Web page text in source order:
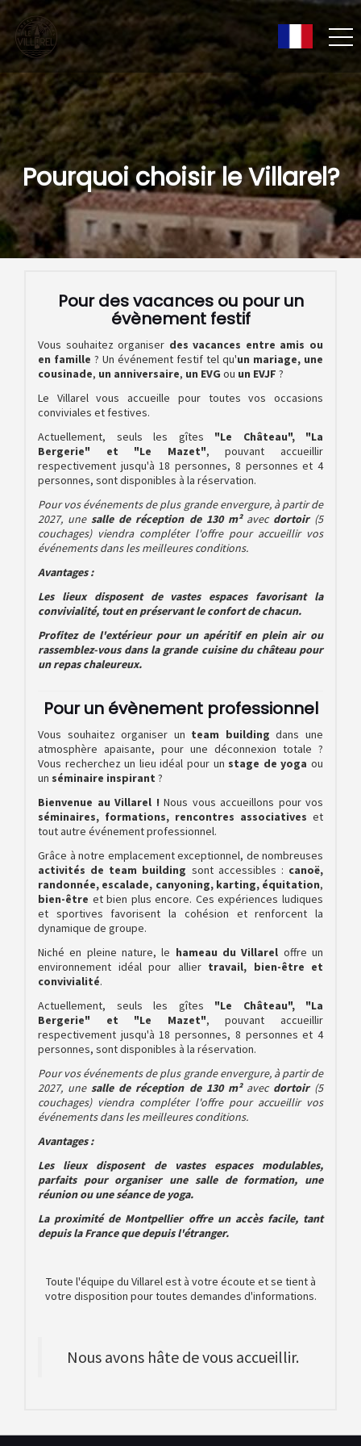
Pourquoi choisir le Villarel?
Pour des vacances ou pour un
évènement festif
Vous souhaitez organiser des vacances entre amis ou
en famille ? Un événement festif tel qu'un mariage, une
cousinade, un anniversaire, un EVG ou un EVJF ?
Le Villarel vous accueille pour toutes vos occasions
conviviales et festives.
Actuellement, seuls les gîtes "Le Château", "La
Bergerie" et "Le Mazet", pouvant accueillir
respectivement jusqu'à 18 personnes, 8 personnes et 4
personnes, sont disponibles à la réservation.
Pour vos événements de plus grande envergure, à partir de
2027, unesalle de réception de 130 m² avec dortoir(5
couchages) viendra compléter l'offre pour accueillir vos
événements dans les meilleures conditions.
Avantages :
Les lieux disposent de vastes espaces favorisant la
convivialité, tout en préservant le confort de chacun.
Profitez de l'extérieur pour un apéritif en plein air ou
rassemblez-vous dans la grande cuisine du château pour
un repas chaleureux.
Pour un évènement professionnel
Vous souhaitez organiser un team building dans une
atmosphère apaisante, pour une déconnexion totale ?
Vous recherchez un lieu idéal pour un stage de yoga ou
un séminaire inspirant ?
Bienvenue au Villarel ! Nous vous accueillons pour vos
séminaires, formations, rencontres associatives et
tout autre événement professionnel.
Grâce à notre emplacement exceptionnel, de nombreuses
activités de team building sont accessibles : canoë,
randonnée, escalade, canyoning, karting, équitation,
bien-être et bien plus encore. Ces expériences ludiques
et sportives favorisent la cohésion et renforcent la
dynamique de groupe.
Niché en pleine nature, le hameau du Villarel offre un
environnement idéal pour allier travail, bien-être et
convivialité.
Actuellement, seuls les gîtes "Le Château", "La
Bergerie" et "Le Mazet", pouvant accueillir
respectivement jusqu'à 18 personnes, 8 personnes et 4
personnes, sont disponibles à la réservation.
Pour vos événements de plus grande envergure, à partir de
2027, unesalle de réception de 130 m² avec dortoir(5
couchages) viendra compléter l'offre pour accueillir vos
événements dans les meilleures conditions.
Avantages :
Les lieux disposent de vastes espaces modulables,
parfaits pour organiser une salle de formation, une
réunion ou une séance de yoga.
La proximité de Montpellier offre un accès facile, tant
depuis la France que depuis l'étranger.
Toute l'équipe du Villarel est à votre écoute et se tient à
votre disposition pour toutes demandes d'informations.
Nous avons hâte de vous accueillir.